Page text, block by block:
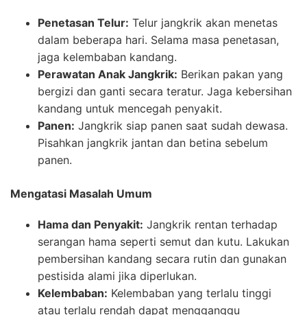
Penetasan Telur: Telur jangkrik akan menetas
dalam beberapa hari. Selama masa penetasan,
jaga kelembaban kandang.
Perawatan Anak Jangkrik: Berikan pakan yang
bergizi dan ganti secara teratur. Jaga kebersihan
kandang untuk mencegah penyakit.
Panen: Jangkrik siap panen saat sudah dewasa.
Pisahkan jangkrik jantan dan betina sebelum
panen.
Mengatasi Masalah Umum
Hama dan Penyakit: Jangkrik rentan terhadap
serangan hama seperti semut dan kutu. Lakukan
pembersihan kandang secara rutin dan gunakan
pestisida alami jika diperlukan.
Kelembaban: Kelembaban yang terlalu tinggi
atau terlalu rendah dapat mengganggu